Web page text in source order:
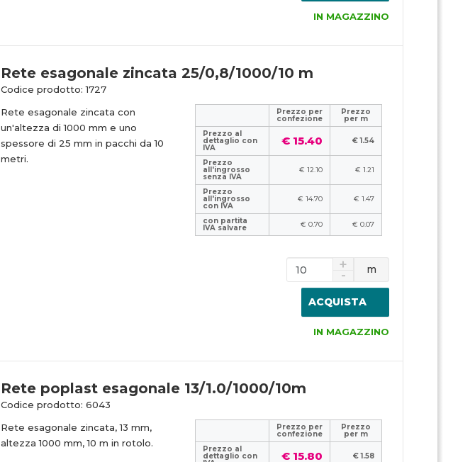
IN MAGAZZINO
Rete esagonale zincata 25/0,8/1000/10 m
Codice prodotto: 1727
Rete esagonale zincata con
un'altezza di 1000 mm e uno
spessore di 25 mm in pacchi da 10
metri.
Prezzo per
confezione
Prezzo
per m
Prezzo al
dettaglio con
IVA
€ 15.40 € 1.54
Prezzo
all'ingrosso
senza IVA
€ 12.10 € 1.21
Prezzo
all'ingrosso
con IVA
€ 14.70 € 1.47
con partita
IVA salvare € 0.70 € 0.07
m
ACQUISTA
IN MAGAZZINO
Rete poplast esagonale 13/1.0/1000/10m
Codice prodotto: 6043
Rete esagonale zincata, 13 mm,
altezza 1000 mm, 10 m in rotolo.
Prezzo per
confezione
Prezzo
per m
Prezzo al
dettaglio con € 15.80 € 1.58